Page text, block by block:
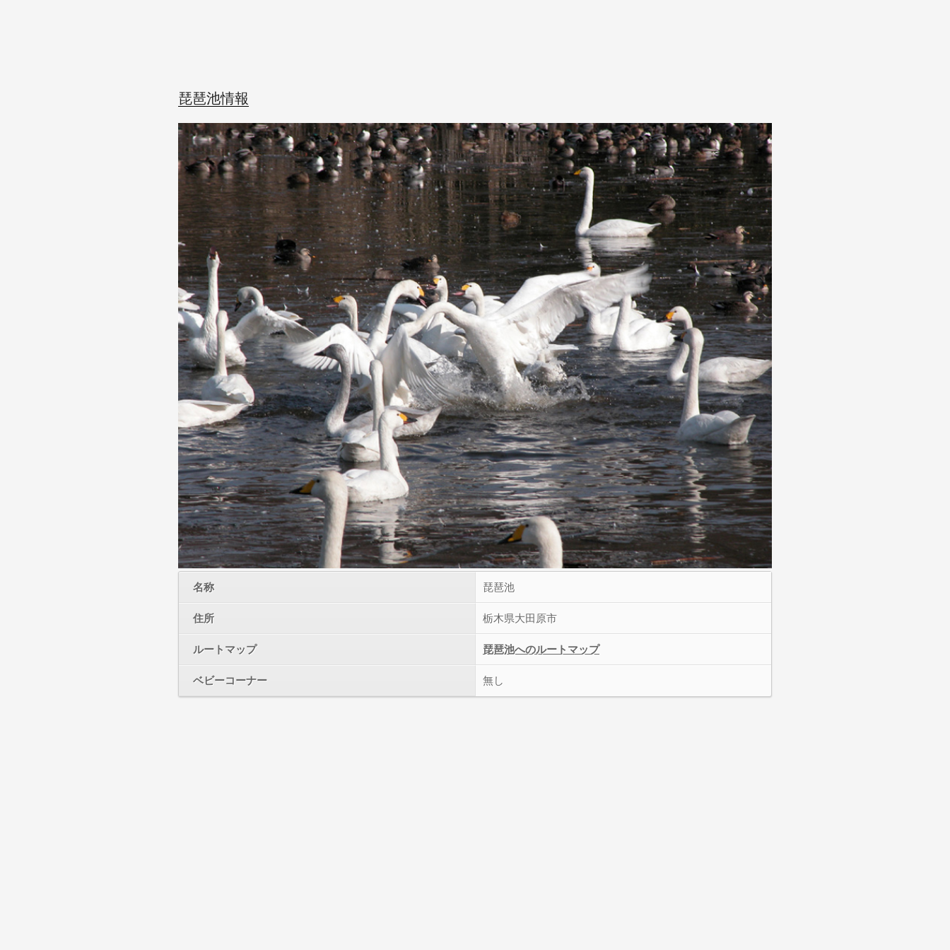
琵琶池情報
名称 琵琶池
住所 栃木県大田原市
ルートマップ 琵琶池へのルートマップ
ベビーコーナー 無し